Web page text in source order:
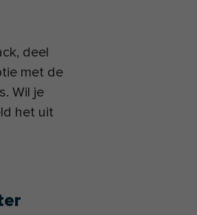
deel
met de
Wil je
het uit